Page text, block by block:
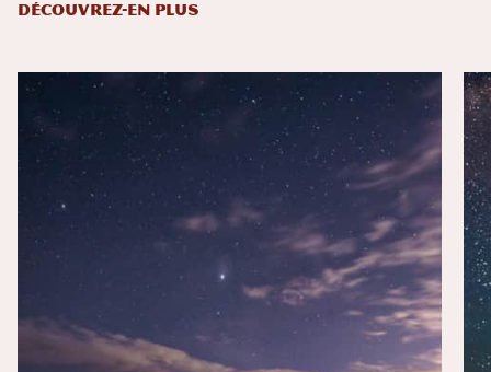
DÉCOUVREZ-EN PLUS